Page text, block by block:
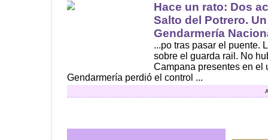
Hace un rato: Dos
Salto del Potrero.
Gendarmería
...po tras pasar el puente.
sobre el guarda rail. No
Campana presentes en el
Gendarmería perdió el control ...